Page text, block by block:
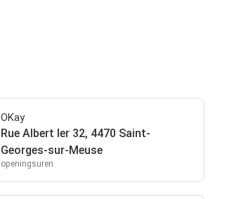
OKay
Rue Albert Ier 32, 4470 Saint-
Georges-sur-Meuse
openingsuren